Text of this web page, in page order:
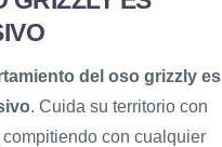
del oso grizzly es
. Cuida su territorio con
con cualquier